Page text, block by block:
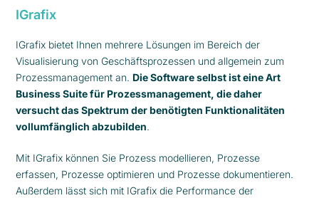
IGrafix
IGrafix bietet Ihnen mehrere Lösungen im Bereich der
Visualisierung von Geschäftsprozessen und allgemein zum
Prozessmanagement an. Die Software selbst ist eine Art
Business Suite für Prozessmanagement, die daher
versucht das Spektrum der benötigten Funktionalitäten
vollumfänglich abzubilden.
Mit IGrafix können Sie Prozess modellieren, Prozesse
erfassen, Prozesse optimieren und Prozesse dokumentieren.
Außerdem lässt sich mit IGrafix die Performance der